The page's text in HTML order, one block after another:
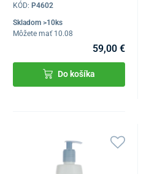
KÓD: P4602
Skladom >10ks
Môžete mať 10.08
59,00 €
Do košíka